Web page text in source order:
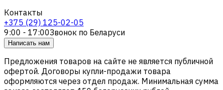
Контакты
+375 (29) 125-02-05
9:00 - 17:00Звонок по Беларуси
Написать нам
Предложения товаров на сайте не является публичной
офертой. Договоры купли-продажи товара
оформляются через отдел продаж. Минимальная сумма